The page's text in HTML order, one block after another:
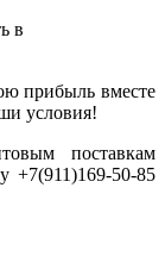
в
прибыль вместе
условия!
поставкам
+7(911)169-50-85